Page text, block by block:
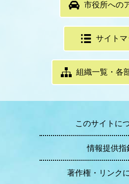
市役所への
サイトマ
組織一覧・各
このサイトに
情報提供指
著作権・リンク